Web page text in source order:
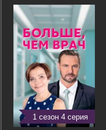
1 сезон 4 серия